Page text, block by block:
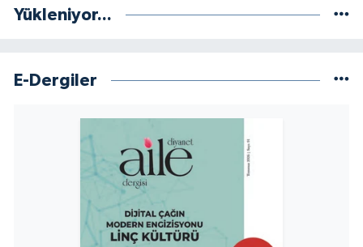
Yükleniyor...
E-Dergiler
Yalova Müftülüğü